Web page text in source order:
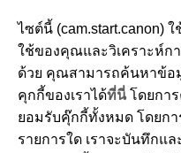
D185-027
โหมดฉากพิเศษ
ไซต์นี้ (cam.start.canon)
ใช้ของคุณและวิเคราะห์ก
ด้วย คุณสามารถค้นหาข้อ
คุกกี้ของเราได้ที่นี่โดยการ
ยอมรับคุ๊กกี้ทั้งหมด โดยกา
รายการใด เราจะบันทึกแ